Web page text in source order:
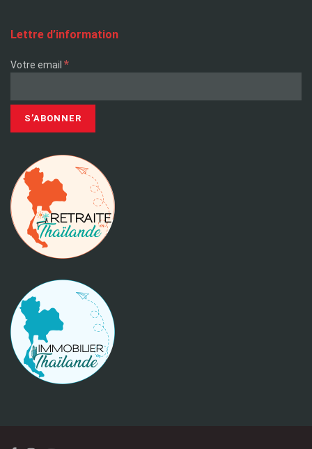
Lettre d’information
Votre email *